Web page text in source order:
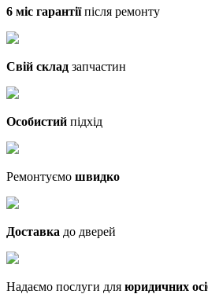
6 міс гарантіїпісля ремонту
Свій склад запчастин
Особистий підхід
Ремонтуємо швидко
Доставка до дверей
Надаємо послуги для юридичних